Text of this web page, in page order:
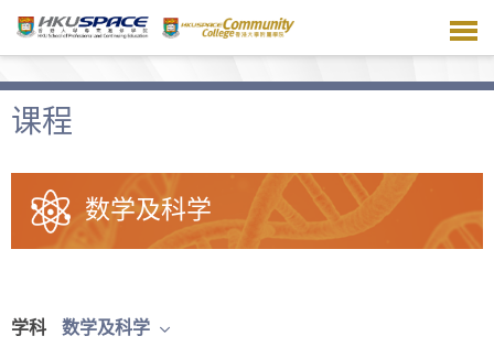
主
容课程
数学及科学
学科 数学及科学